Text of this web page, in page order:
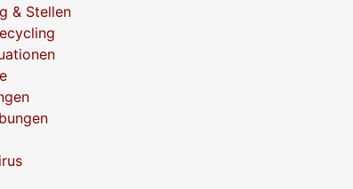
& Stellen